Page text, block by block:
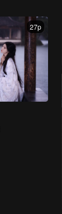
27p